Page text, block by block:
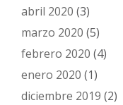
abril 2020 (3)
marzo 2020 (5)
febrero 2020 (4)
enero 2020 (1)
diciembre 2019 (2)